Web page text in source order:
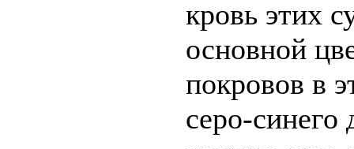
кровь этих
основной
покровов в
серо-синего